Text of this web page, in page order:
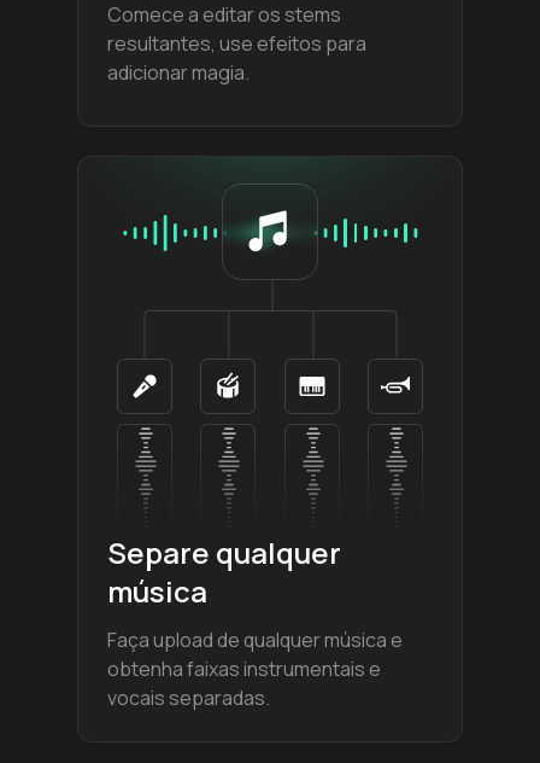
Comece a editar os stems
resultantes, use efeitos para
adicionar magia.
Separe qualquer
música
Faça upload de qualquer música e
obtenha faixas instrumentais e
vocais separadas.